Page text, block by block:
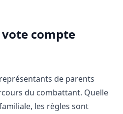
compte
de parents
du combattant. Quelle
les règles sont